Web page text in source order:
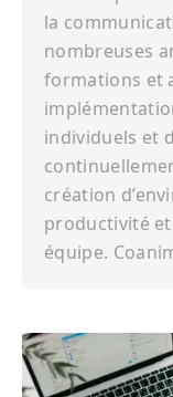
la
nombreuses
formations et
individuels et
création
productivité
équipe.